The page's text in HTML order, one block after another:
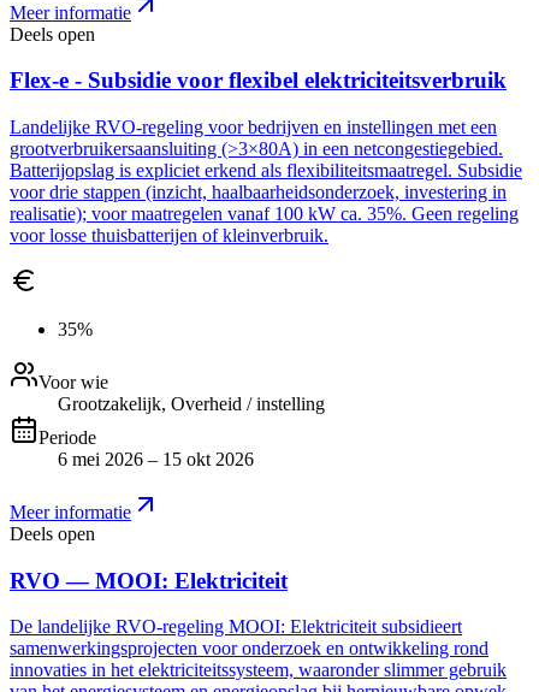
Meer informatie
Deels open
Flex-e - Subsidie voor flexibel elektriciteitsverbruik
Landelijke RVO-regeling voor bedrijven en instellingen met een
grootverbruikersaansluiting (>3×80A) in een netcongestiegebied.
Batterijopslag is expliciet erkend als flexibiliteitsmaatregel. Subsidie
voor drie stappen (inzicht, haalbaarheidsonderzoek, investering in
realisatie); voor maatregelen vanaf 100 kW ca. 35%. Geen regeling
voor losse thuisbatterijen of kleinverbruik.
35%
Voor wie
Grootzakelijk, Overheid / instelling
Periode
6 mei 2026 – 15 okt 2026
Meer informatie
Deels open
RVO — MOOI: Elektriciteit
De landelijke RVO-regeling MOOI: Elektriciteit subsidieert
samenwerkingsprojecten voor onderzoek en ontwikkeling rond
innovaties in het elektriciteitssysteem, waaronder slimmer gebruik